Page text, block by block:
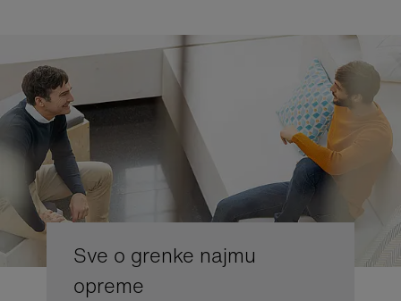
Sve o grenke najmu
opreme